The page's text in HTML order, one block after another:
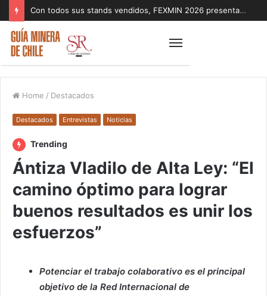
Con todos sus stands vendidos, FEXMIN 2026 presenta la mayor oferta de proyectos de exploración
Home / Destacados
Destacados Entrevistas Noticias
Trending
Ántiza Vladilo de Alta Ley: “El
camino óptimo para lograr
buenos resultados es unir los
esfuerzos”
Potenciar el trabajo colaborativo es el principal
objetivo de la Red Internacional de